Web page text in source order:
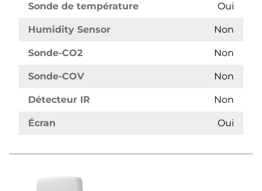
Sonde de température Oui
Humidity Sensor Non
Sonde-CO2 Non
Sonde-COV Non
Détecteur IR Non
Écran Oui